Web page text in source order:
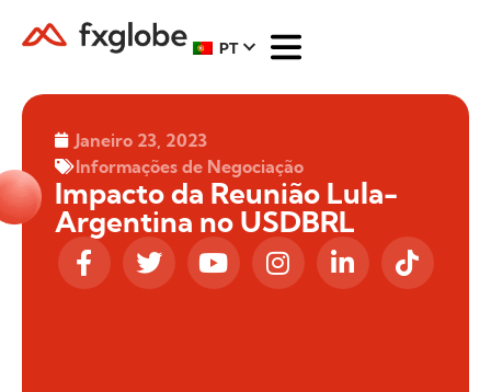
PT
Janeiro 23, 2023
Informações de Negociação
Impacto da Reunião Lula-
Argentina no USDBRL